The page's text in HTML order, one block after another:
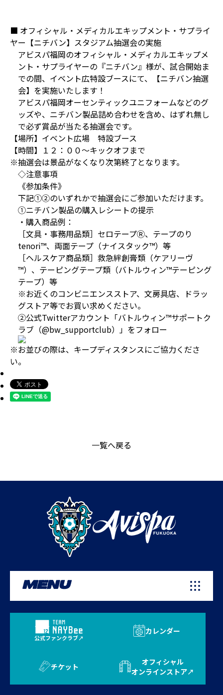
■ オフィシャル・メディカルエキップメント・サプライ
ヤー【ニチバン】スタジアム抽選会の実施
アビスパ福岡のオフィシャル・メディカルエキップメ
ント・サプライヤーの『ニチバン』様が、試合開始ま
での間、イベント広特設ブースにて、【ニチバン抽選
会】を実施いたします！
アビスパ福岡オーセンティックユニフォームなどのグ
ッズや、ニチバン製品詰め合わせを含め、はずれ無し
で必ず賞品が当たる抽選会です。
【場所】イベント広場 特設ブース
【時間】１２：００～キックオフまで
※抽選会は景品がなくなり次第終了となります。
◇注意事項
《参加条件》
下記①②のいずれかで抽選会にご参加いただけます。
①ニチバン製品の購入レシートの提示
・購入商品例：
［文具・事務用品類］セロテープⓇ、テープのり
tenori™、両面テープ（ナイスタック™）等
［ヘルスケア商品類］救急絆創膏類（ケアリーヴ
™）、テーピングテープ類（バトルウィン™テーピング
テープ）等
※お近くのコンビニエンスストア、文房具店、ドラッ
グストア等でお買い求めください。
②公式Twitterアカウント「バトルウィン™サポートク
ラブ（@bw_supportclub）」をフォロー
※お並びの際は、キープディスタンスにご協力くださ
い。
一覧へ戻る
MENU
公式ファンクラブ
カレンダー
チケット
オフィシャル
オンラインストア